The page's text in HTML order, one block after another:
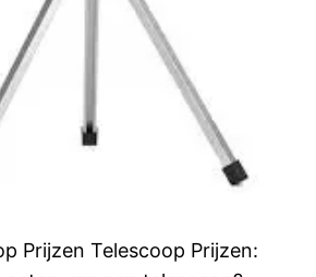
Prijzen Telescoop Prijzen: